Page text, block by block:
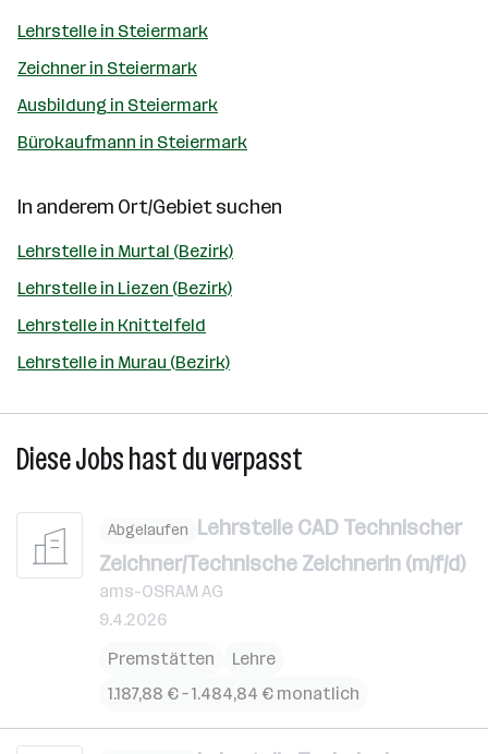
Lehrstelle in Steiermark
Zeichner in Steiermark
Ausbildung in Steiermark
Bürokaufmann in Steiermark
In anderem Ort/Gebiet suchen
Lehrstelle in Murtal (Bezirk)
Lehrstelle in Liezen (Bezirk)
Lehrstelle in Knittelfeld
Lehrstelle in Murau (Bezirk)
Diese Jobs hast du verpasst
Abgelaufen Lehrstelle CAD Technischer
Zeichner/Technische Zeichnerin (m/f/d)
ams-OSRAM AG
9.4.2026
Premstätten
Lehre
1.187,88 € – 1.484,84 € monatlich